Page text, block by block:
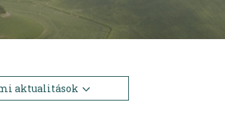
aktualitások